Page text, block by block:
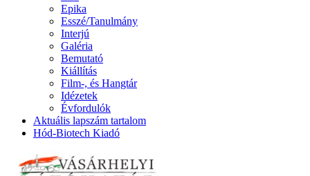
Epika
Esszé/Tanulmány
Interjú
Galéria
Bemutató
Kiállítás
Film-, és Hangtár
Idézetek
Évfordulók
Aktuális lapszám tartalom
Hód-Biotech Kiadó